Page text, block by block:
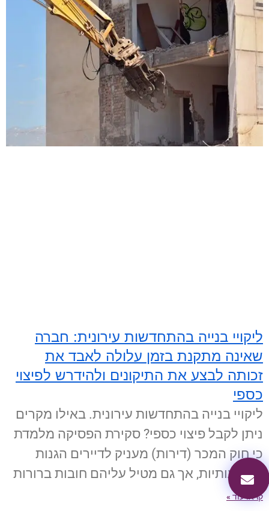
ליקויי בנייה בהתחדשות עירונית: חברה
שאינה מתקנת בזמן עלולה לאבד את
זכותה לבצע את התיקונים ולהידרש לפיצוי
כספי
ליקויי בנייה בהתחדשות עירונית. באילו מקרים
ניתן לקבל פיצוי כספי? סקירת הפסיקה מלמדת
כי חוק המכר (דירות) מעניק לדיירים הגנות
משמעותיות, אך גם מטיל עליהם חובות ברורות
קראו עוד »